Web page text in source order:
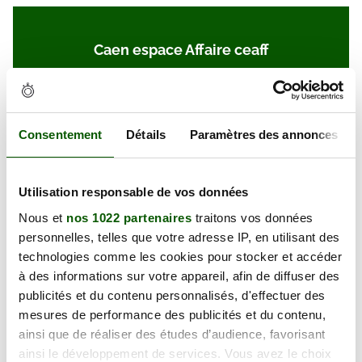
Consentement Détails Paramètres des annonces
Utilisation responsable de vos données
Nous et nos 1022 partenaires traitons vos données
personnelles, telles que votre adresse IP, en utilisant des
technologies comme les cookies pour stocker et accéder
à des informations sur votre appareil, afin de diffuser des
publicités et du contenu personnalisés, d'effectuer des
mesures de performance des publicités et du contenu,
ainsi que de réaliser des études d’audience, favorisant
ainsi le développement de services. Vous avez le choix
Caen espace Affaire ceaff
Adresse : 26 Avenue de Thiès, Caen 14000
Le Carré des Affaires
Adresse : 15 Pl. de la République, Caen 14000
Plus d'info